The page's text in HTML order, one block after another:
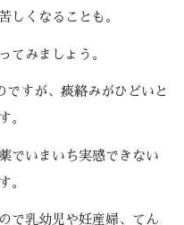
しくなることも。
てみましょう。
すが、痰絡みがひどいと
。
でいまいち実感できない
。
で乳幼児や妊産婦、てん